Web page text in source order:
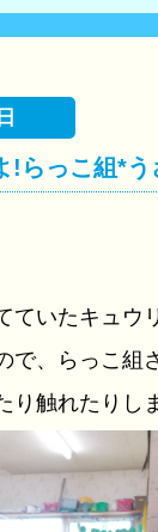
!らっこ組*う
ていたキュウ
で、らっこ組
り触れたりし